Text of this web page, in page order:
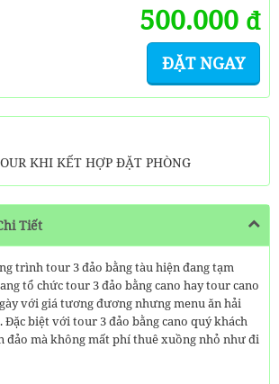
500.000 đ
ĐẶT NGAY
KHI KẾT HỢP ĐẶT PHÒNG
Tiết
trình tour 3 đảo bằng tàu hiện đang tạm
tổ chức tour 3 đảo bằng cano hay tour cano
với giá tương đương nhưng menu ăn hải
Đặc biệt với tour 3 đảo bằng cano quý khách
đảo mà không mất phí thuê xuồng nhỏ như đi